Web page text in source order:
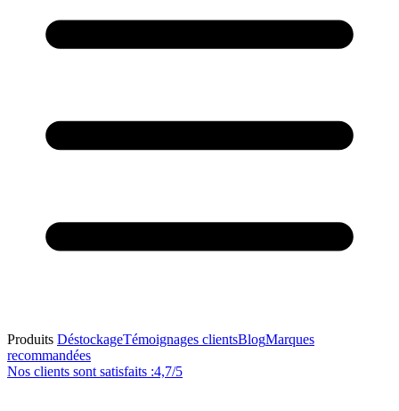
Produits DéstockageTémoignages clientsBlogMarques
recommandées
Nos clients sont satisfaits :4,7/5